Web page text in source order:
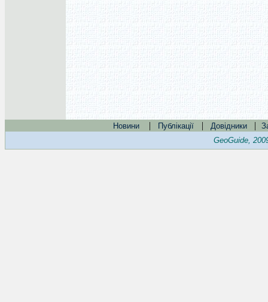
Новини | Публікації | Довідники |
GeoGuide,